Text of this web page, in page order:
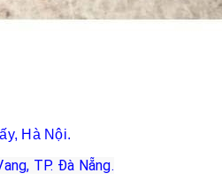
Hà Nội.
TP. Đà Nẵng.